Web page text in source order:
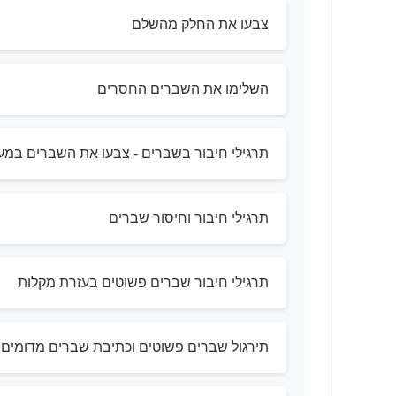
צבעו את החלק מהשלם
השלימו את השברים החסרים
תרגילי חיבור בשברים - צבעו את השברים
תרגילי חיבור וחיסור שברים
תרגילי חיבור שברים פשוטים בעזרת מקלות
תירגול שברים פשוטים וכתיבת שברים מדומים